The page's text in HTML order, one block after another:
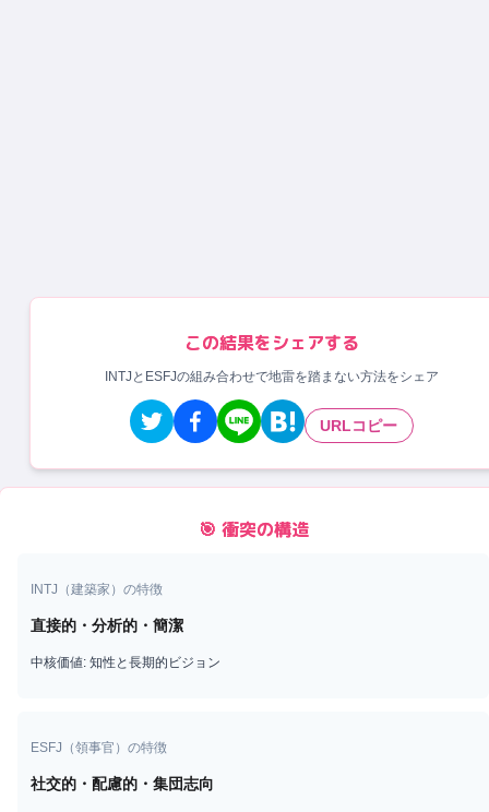
この結果をシェアする
INTJとESFJの組み合わせで地雷を踏まない方法をシェア
URLコピー
🎯 衝突の構造
INTJ （建築家 ）の特徴
直接的・分析的・簡潔
中核価値: 知性と長期的ビジョン
ESFJ （領事官 ）の特徴
社交的・配慮的・集団志向